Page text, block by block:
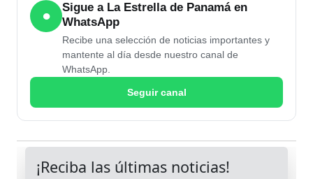
●
Sigue a La Estrella de Panamá en
WhatsApp
Recibe una selección de noticias importantes y
mantente al día desde nuestro canal de
WhatsApp.
Seguir canal